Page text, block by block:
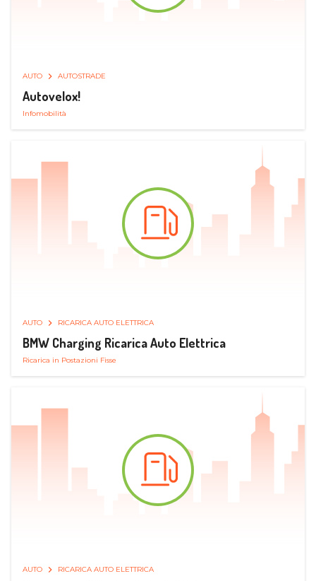
AUTO AUTOSTRADE
Autovelox!
Infomobilità
AUTO RICARICA AUTO ELETTRICA
BMW Charging Ricarica Auto Elettrica
Ricarica in Postazioni Fisse
AUTO RICARICA AUTO ELETTRICA